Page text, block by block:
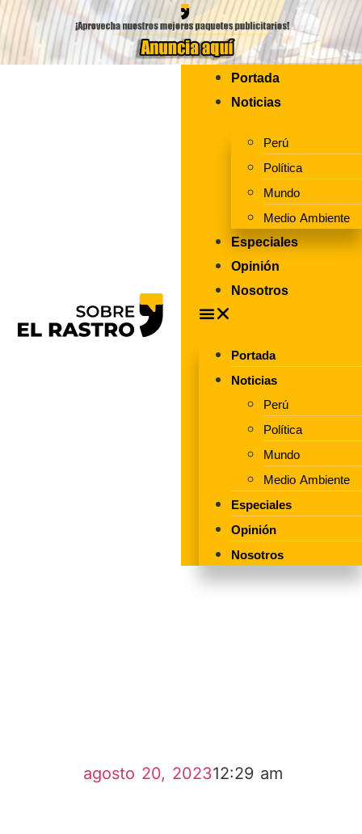
Portada
Noticias
Perú
Política
Mundo
Medio Ambiente
Especiales
Opinión
Nosotros
Portada
Noticias
Perú
Política
Mundo
Medio Ambiente
Especiales
Opinión
Nosotros
agosto 20, 202312:29 am